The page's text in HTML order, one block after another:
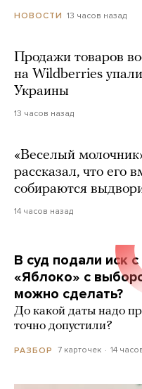
НОВОСТИ 13 часов назад
Продажи товаров
на Wildberries
Украины
13 часов назад
«Веселый
рассказал, что его
собираются
14 часов назад
В суд подали иск
«Яблоко» с
можно сделать?
До какой даты надо
точно допустили?
РАЗБОР 7 карточек 14